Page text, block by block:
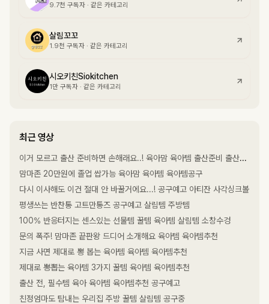
9.7천 구독자 · 같은 카테고리
살림꼬꼬
1.9천 구독자 · 같은 카테고리
시오키친Siokitchen
1만 구독자 · 같은 카테고리
최근 영상
이거 모르고 출산 준비하면 손해래요..! 육아맘 육아템 출산준비 출산준비물 말띠맘
맘마존 20만원에 졸업 쌉가능 육아맘 육아템 육아템공구
다시 이사해도 이건 절대 안 바꿀거에요...! 공구예고 아티잔 사각싱크볼
평생쓰는 반찬통 고트만통즈 공구예고 살림템 주방템
100% 반응터지는 센스있는 선물템 꿀템 육아템 살림템 소창수겅
문의 폭주! 맘마존 끝판왕 드디어 소개해요 육아템 육아템추천
지금 사면 제대로 뽕 봅는 육아템 육아템 육아템추천
제대로 뽕뽑는 육아템 3가지 꿀템 육아템 육아템추천
출산 전, 필수템 육아 육아템 육아템추천 공구예고
친정엄마도 탐내는 우리집 주방 꿀템 살림템 공구중